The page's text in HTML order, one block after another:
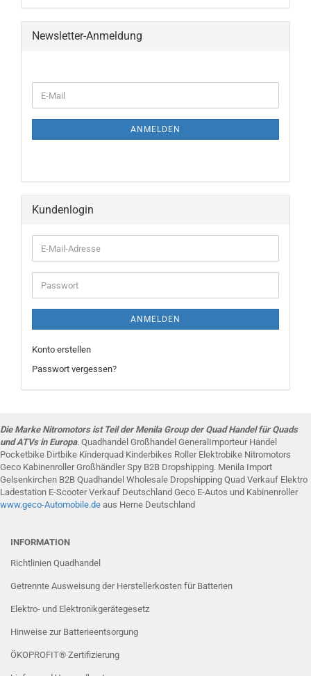
Newsletter-Anmeldung
ANMELDEN
Kundenlogin
ANMELDEN
Konto erstellen
Passwort vergessen?
Die Marke Nitromotors ist Teil der Menila Group der Quad Handel für Quads
und ATVs in Europa. Quadhandel Großhandel GeneralImporteur Handel
Pocketbike Dirtbike Kinderquad Kinderbikes Roller Elektrobike Nitromotors
Geco Kabinenroller Großhändler Spy B2B Dropshipping. Menila Import
Gelsenkirchen B2B Quadhandel Wholesale Dropshipping Quad Verkauf Elektro
Ladestation E-Scooter Verkauf Deutschland Geco E-Autos und Kabinenroller
www.geco-Automobile.de aus Herne Deutschland
INFORMATION
Richtlinien Quadhandel
Getrennte Ausweisung der Herstellerkosten für Batterien
Elektro- und Elektronikgerätegesetz
Hinweise zur Batterieentsorgung
ÖKOPROFIT® Zertifizierung